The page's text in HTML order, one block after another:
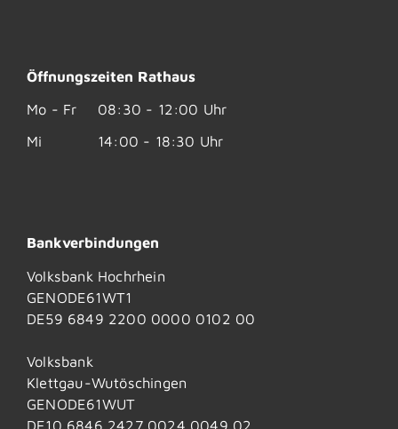
Öffnungszeiten Rathaus
Mo - Fr
08:30 - 12:00 Uhr
Mi
14:00 - 18:30 Uhr
Bankverbindungen
Volksbank Hochrhein
GENODE61WT1
DE59 6849 2200 0000 0102 00
Volksbank
Klettgau-Wutöschingen
GENODE61WUT
DE10 6846 2427 0024 0049 02